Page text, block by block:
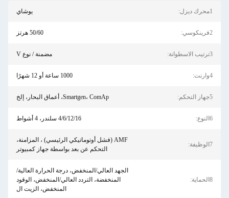
1محرك ديزل: يوشاي
2فرينكوسي: 50/60 هرتز
3ترتيب الاسطوانة: مضمنة / نوع V
4وارنت: 1000 ساعة أو 12 شهرًا
5جهاز التحكم: Smartgen، ComAp، أعماق البحار، إلخ
6النوع: 4/6/12/16 سلندر، 4 أشواط
7الوظيفة:
AMF (فشل أوتوماتيكي الرئيسي) ، المزامنة،
التحكم عن بعد بواسطة جهاز كمبيوتر
8الحماية:
الجهد العالي/المنخفض، درجة الحرارة العالية/
المنخفضة، التردد العالي/المنخفض، الوقود
المنخفض، الزيت ال